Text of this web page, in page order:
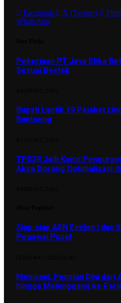
Facebook
X (Twitter)
WhatsApp
Pekerjaan PT Jaya Etika
Sesuai Bestek
Bupati Lantik 19 Pejabat
Bantaeng
TPS3R Jadi Kunci
Aksa Dorong Optimalisasi
Siap-siap ASN Eselon I dan
Pegawai Pusat
Meinsani, Pensiun Dini dari
hingga Melenggang ke